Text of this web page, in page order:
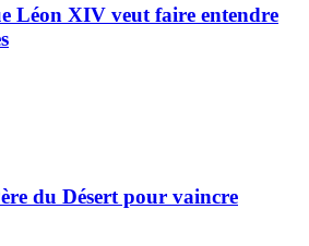
Léon XIV veut faire entendre
du Désert pour vaincre